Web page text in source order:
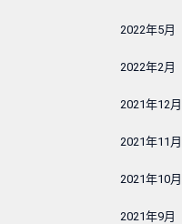
2022年5月
2022年2月
2021年12月
2021年11月
2021年10月
2021年9月